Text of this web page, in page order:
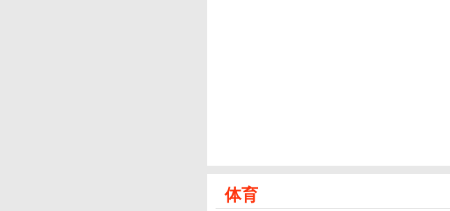
体育